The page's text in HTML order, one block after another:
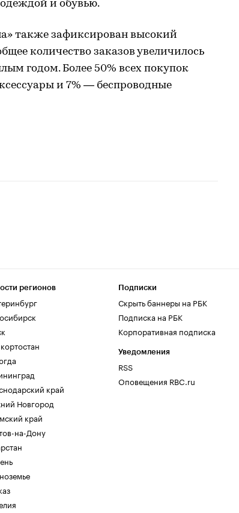
и обувью.
также зафиксирован высокий
количество заказов увеличилось
годом. Более 50% всех покупок
и 7% — беспроводные
регионов
край
Новгород
край
на-Дону
Подписки
Скрыть баннеры на РБК
Подписка на РБК
Корпоративная подписка
Уведомления
RSS
Оповещения RBC.ru